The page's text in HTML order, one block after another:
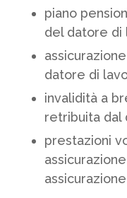
piano
del datore di
datore di
invalidità a
retribuita dal
prestazioni